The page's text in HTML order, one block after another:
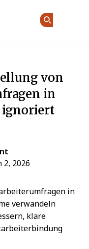
von
in
ignoriert
2, 2026
in
verwandeln
klare